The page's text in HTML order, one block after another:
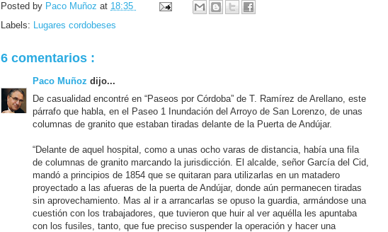
Posted by Paco Muñoz at 18:35
Labels: Lugares cordobeses
6 comentarios :
Paco Muñoz dijo...
De casualidad encontré en “Paseos por Córdoba” de T. Ramírez de Arellano, este
párrafo que habla, en el Paseo 1 Inundación del Arroyo de San Lorenzo, de unas
columnas de granito que estaban tiradas delante de la Puerta de Andújar.
“Delante de aquel hospital, como a unas ocho varas de distancia, había una fila
de columnas de granito marcando la jurisdicción. El alcalde, señor García del Cid,
mandó a principios de 1854 que se quitaran para utilizarlas en un matadero
proyectado a las afueras de la puerta de Andújar, donde aún permanecen tiradas
sin aprovechamiento. Mas al ir a arrancarlas se opuso la guardia, armándose una
cuestión con los trabajadores, que tuvieron que huir al ver aquélla les apuntaba
con los fusiles, tanto, que fue preciso suspender la operación y hacer una